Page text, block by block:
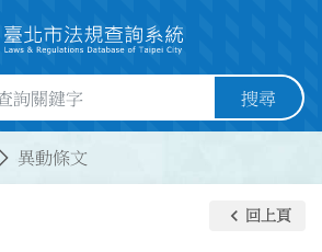
字欄位 搜尋
異動條文
keyboard_arrow_left 回上頁